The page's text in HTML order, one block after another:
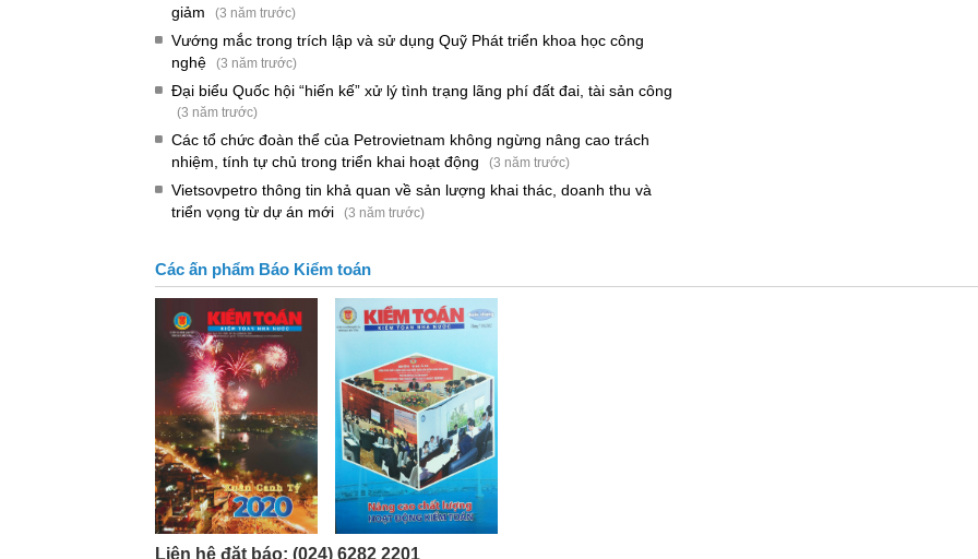
giảm
(3 năm trước)
Vướng mắc trong trích lập và sử dụng Quỹ Phát triển khoa học công
nghệ
(3 năm trước)
Đại biểu Quốc hội “hiến kế” xử lý tình trạng lãng phí đất đai, tài sản công
(3 năm trước)
Các tổ chức đoàn thể của Petrovietnam không ngừng nâng cao trách
nhiệm, tính tự chủ trong triển khai hoạt động
(3 năm trước)
Vietsovpetro thông tin khả quan về sản lượng khai thác, doanh thu và
triển vọng từ dự án mới
(3 năm trước)
Các ấn phẩm Báo Kiểm toán
Liên hệ đặt báo: (024) 6282 2201